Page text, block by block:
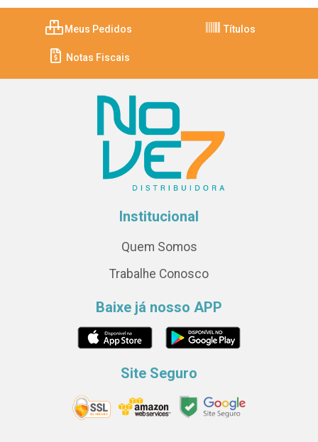
Meus Pedidos Títulos
Notas Fiscais
Institucional
Quem Somos
Trabalhe Conosco
Baixe já nosso APP
Site Seguro